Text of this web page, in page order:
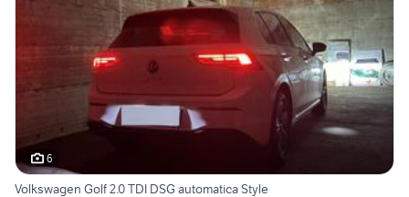
6
Volkswagen Golf 2.0 TDI DSG automatica Style